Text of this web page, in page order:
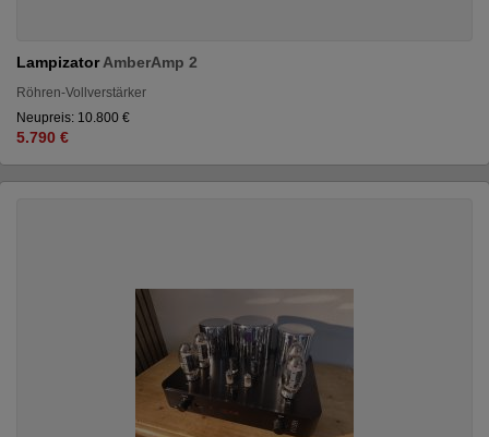
LampizatorAmberAmp 2
Röhren-Vollverstärker
Neupreis: 10.800 €
5.790 €